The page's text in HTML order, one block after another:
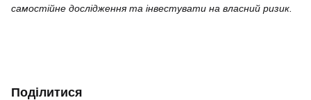
самостійне дослідження та інвестувати на власний ризик.
Поділитися